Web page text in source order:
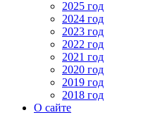
2025 год
2024 год
2023 год
2022 год
2021 год
2020 год
2019 год
2018 год
О сайте